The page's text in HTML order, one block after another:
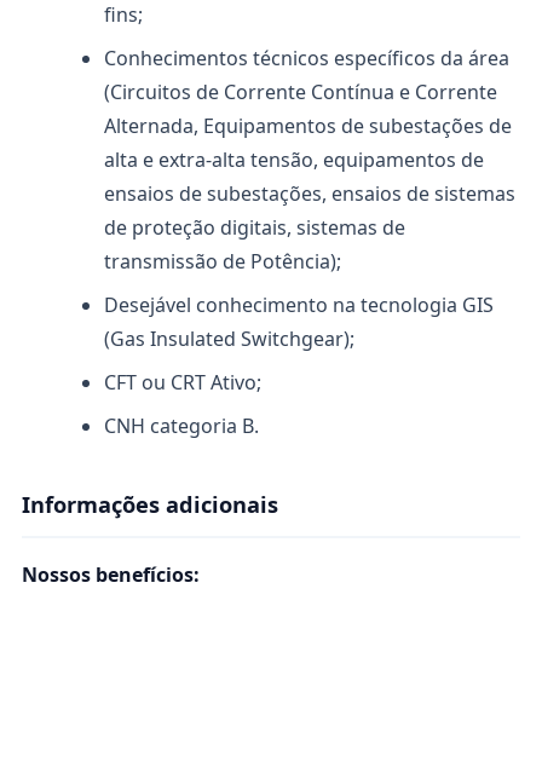
fins;
Conhecimentos técnicos específicos da área
(Circuitos de Corrente Contínua e Corrente
Alternada, Equipamentos de subestações de
alta e extra-alta tensão, equipamentos de
ensaios de subestações, ensaios de sistemas
de proteção digitais, sistemas de
transmissão de Potência);
Desejável conhecimento na tecnologia GIS
(Gas Insulated Switchgear);
CFT ou CRT Ativo;
CNH categoria B.
Informações adicionais
Nossos benefícios: